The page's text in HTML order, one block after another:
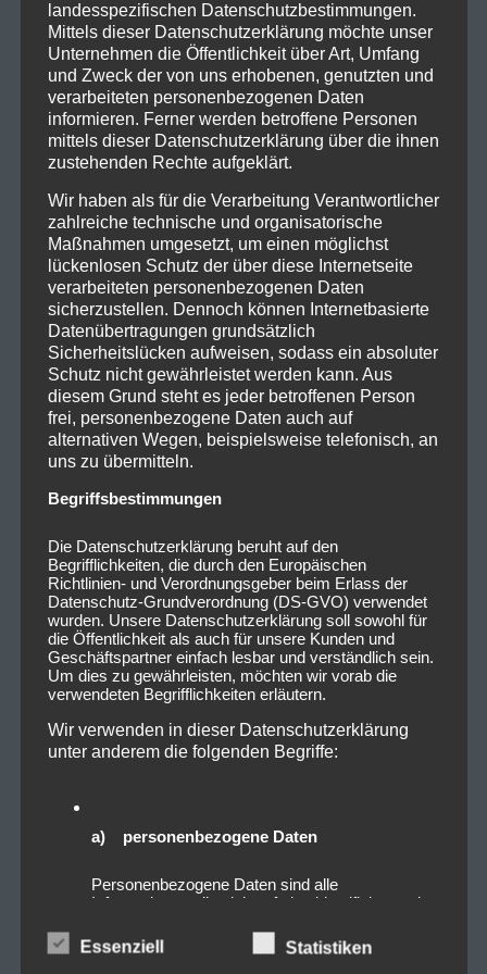
von der dieses Jahr noch einiges zu erwarten ist.
Ende März spielen Dews erste Konzerte in Berlin
und Hamburg, im Herbst erscheint das erste Album,
produziert von Olaf Opal. Pola Levy hatte dem
legendären Produzenten (The Notwist, Düsseldorf
Düsterboys, Juli u.v.a.) einen Song geschickt, zehn
Minuten später kam die Nachricht:
unbedingt produzieren.«
Dews sind ein schillernder Diamant und »Falling
Water« ein für einen ersten Eindruck ziemlich
gewaltiger Instant-Hit. Ein Gruß aus der Küche,
wenn man so will.
Dews live:
24.03.2023 Hamburg, Uebel & Gefährlich
25.03.2023 Berlin, Monarch
Quelle:Check Your Head
0
landesspezifischen Datenschutzbestimmungen.
Mittels dieser Datenschutzerklärung möchte unser
Unternehmen die Öffentlichkeit über Art, Umfang
und Zweck der von uns erhobenen, genutzten und
verarbeiteten personenbezogenen Daten
informieren. Ferner werden betroffene Personen
mittels dieser Datenschutzerklärung über die ihnen
zustehenden Rechte aufgeklärt.
Wir haben als für die Verarbeitung Verantwortlicher
zahlreiche technische und organisatorische
Maßnahmen umgesetzt, um einen möglichst
lückenlosen Schutz der über diese Internetseite
verarbeiteten personenbezogenen Daten
sicherzustellen. Dennoch können Internetbasierte
Datenübertragungen grundsätzlich
Sicherheitslücken aufweisen, sodass ein absoluter
Schutz nicht gewährleistet werden kann. Aus
diesem Grund steht es jeder betroffenen Person
frei, personenbezogene Daten auch auf
alternativen Wegen, beispielsweise telefonisch, an
uns zu übermitteln.
Begriffsbestimmungen
Die Datenschutzerklärung beruht auf den
Begrifflichkeiten, die durch den Europäischen
Richtlinien- und Verordnungsgeber beim Erlass der
Datenschutz-Grundverordnung (DS-GVO) verwendet
wurden. Unsere Datenschutzerklärung soll sowohl für
die Öffentlichkeit als auch für unsere Kunden und
Geschäftspartner einfach lesbar und verständlich sein.
Um dies zu gewährleisten, möchten wir vorab die
verwendeten Begrifflichkeiten erläutern.
Wir verwenden in dieser Datenschutzerklärung
unter anderem die folgenden Begriffe:
a) personenbezogene Daten
Personenbezogene Daten sind alle
Informationen, die sich auf eine identifizierte oder
„betroffene Person") beziehen. Als identifizierbar
wird eine natürliche Person angesehen, die direkt
Essenziell Statistiken